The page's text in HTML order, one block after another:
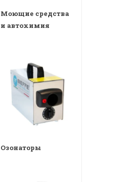
Моющие средства
и автохимия
Озонаторы